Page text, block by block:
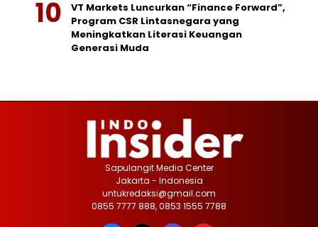
VT Markets Luncurkan “Finance Forward”,
Program CSR Lintasnegara yang
Meningkatkan Literasi Keuangan
Generasi Muda
Sapulangit Media Center
Jakarta - Indonesia
untukredaksi@gmail.com
0855 7777 888, 0853 1555 7788